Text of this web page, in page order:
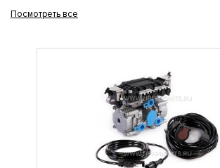
Посмотреть все